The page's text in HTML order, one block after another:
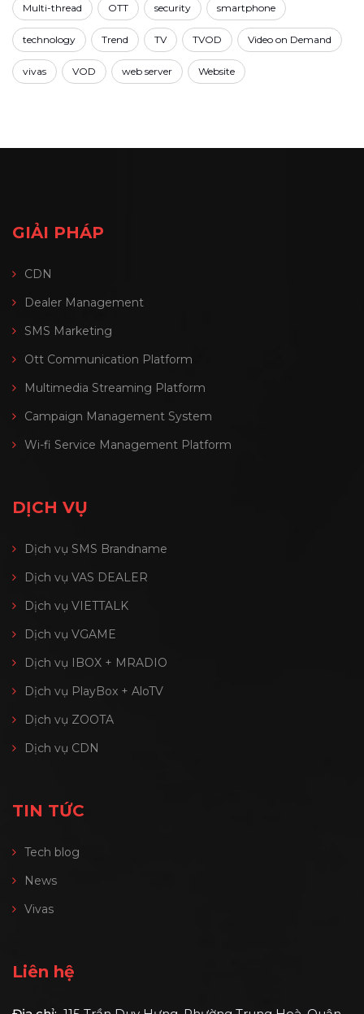
Multi-thread OTT security smartphone
technology Trend TV TVOD Video on Demand
vivas VOD web server Website
GIẢI PHÁP
CDN
Dealer Management
SMS Marketing
Ott Communication Platform
Multimedia Streaming Platform
Campaign Management System
Wi-fi Service Management Platform
DỊCH VỤ
Dịch vụ SMS Brandname
Dịch vụ VAS DEALER
Dịch vụ VIETTALK
Dịch vụ VGAME
Dịch vụ IBOX + MRADIO
Dịch vụ PlayBox + AloTV
Dịch vụ ZOOTA
Dịch vụ CDN
TIN TỨC
Tech blog
News
Vivas
Liên hệ